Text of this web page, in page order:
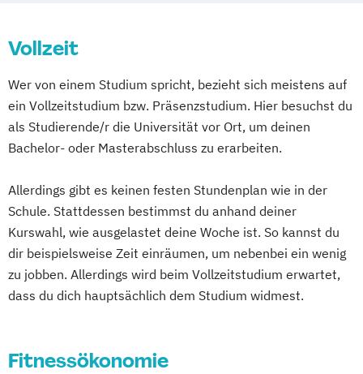
Vollzeit
Wer von einem Studium spricht, bezieht sich meistens auf
ein Vollzeitstudium bzw. Präsenzstudium. Hier besuchst du
als Studierende/r die Universität vor Ort, um deinen
Bachelor- oder Masterabschluss zu erarbeiten.
Allerdings gibt es keinen festen Stundenplan wie in der
Schule. Stattdessen bestimmst du anhand deiner
Kurswahl, wie ausgelastet deine Woche ist. So kannst du
dir beispielsweise Zeit einräumen, um nebenbei ein wenig
zu jobben. Allerdings wird beim Vollzeitstudium erwartet,
dass du dich hauptsächlich dem Studium widmest.
Fitnessökonomie